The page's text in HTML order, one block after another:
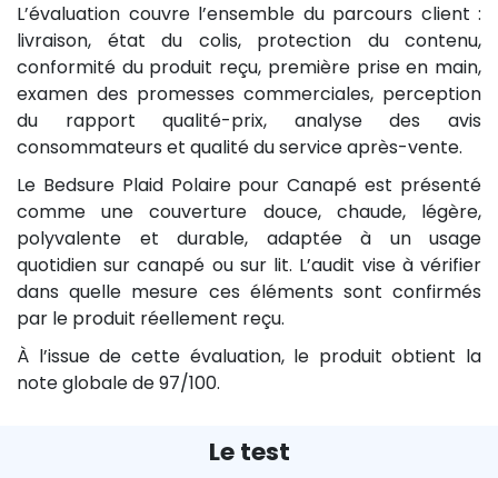
L’évaluation couvre l’ensemble du parcours client :
livraison, état du colis, protection du contenu,
conformité du produit reçu, première prise en main,
examen des promesses commerciales, perception
du rapport qualité-prix, analyse des avis
consommateurs et qualité du service après-vente.
Le Bedsure Plaid Polaire pour Canapé est présenté
comme une couverture douce, chaude, légère,
polyvalente et durable, adaptée à un usage
quotidien sur canapé ou sur lit. L’audit vise à vérifier
dans quelle mesure ces éléments sont confirmés
par le produit réellement reçu.
À l’issue de cette évaluation, le produit obtient la
note globale de 97/100.
Le test